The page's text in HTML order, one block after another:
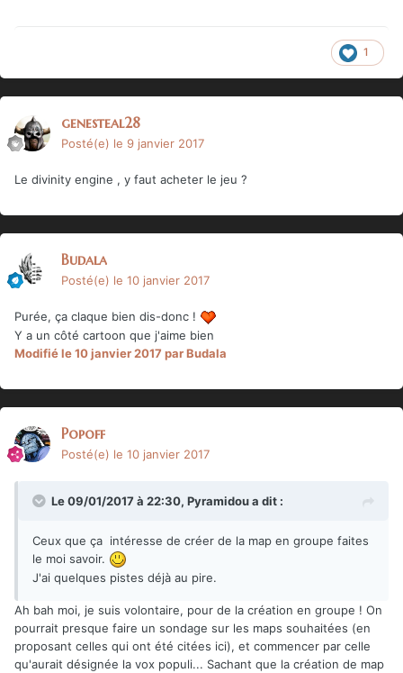
1
genesteal28
Posté(e) le 9 janvier 2017
Le divinity engine , y faut acheter le jeu ?
Budala
Posté(e) le 10 janvier 2017
Purée, ça claque bien dis-donc !
Y a un côté cartoon que j'aime bien
Modifiéle 10 janvier 2017 par Budala
Popoff
Posté(e) le 10 janvier 2017
Le 09/01/2017 à 22:30, Pyramidoua dit :
Ceux que ça intéresse de créer de la map en groupe faites
le moi savoir.
J'ai quelques pistes déjà au pire.
Ah bah moi, je suis volontaire, pour de la création en groupe ! On
pourrait presque faire un sondage sur les maps souhaitées (en
proposant celles qui ont été citées ici), et commencer par celle
qu'aurait désignée la vox populi... Sachant que la création de map